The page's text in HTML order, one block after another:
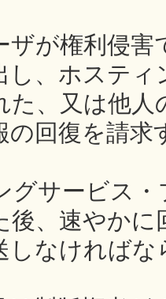
ザが権利侵害
し、ホステ
た、又は他
の回復を請
グサービス
後、速やかに
しなければな